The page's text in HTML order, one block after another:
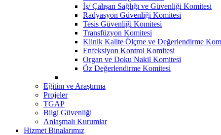
İş/ Çalışan Sağlığı ve Güvenliği Komitesi
Radyasyon Güvenliği Komitesi
Tesis Güvenliği Komitesi
Transfüzyon Komitesi
Klinik Kalite Ölçme ve Değerlendirme
Enfeksiyon Kontrol Komitesi
Organ ve Doku Nakil Komitesi
Öz Değerlendirme Komitesi
Eğitim ve Araştırma
Projeler
TGAP
Bilgi Güvenliği
Anlaşmalı Kurumlar
Hizmet Binalarımız